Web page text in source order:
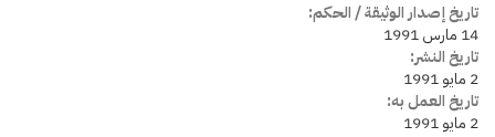
تاريخ إصدار الوثيقة / الحكم:
14 مارس 1991
تاريخ النشر:
2 مايو 1991
تاريخ العمل به:
2 مايو 1991